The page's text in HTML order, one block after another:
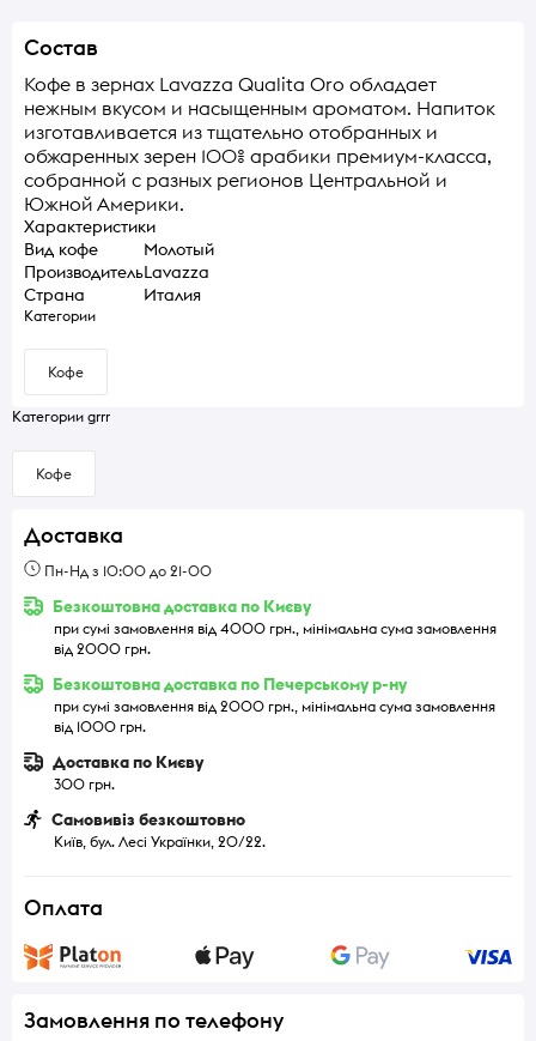
Состав
Кофе в зернах Lavazza Qualita Oro обладает
нежным вкусом и насыщенным ароматом. Напиток
изготавливается из тщательно отобранных и
обжаренных зерен 100% арабики премиум-класса,
собранной с разных регионов Центральной и
Южной Америки.
Характеристики
Вид кофе
Молотый
ПроизводительLavazza
Страна
Италия
Категории
Кофе
Категории grrr
Кофе
Доставка
Пн-Нд з 10:00 до 21-00
Безкоштовна доставка по Києву
при сумі замовлення від 4000 грн., мінімальна сума замовлення
від 2000 грн.
Безкоштовна доставка по Печерському р-ну
при сумі замовлення від 2000 грн., мінімальна сума замовлення
від 1000 грн.
Доставка по Києву
300 грн.
Самовивіз безкоштовно
Київ, бул. Лесі Українки, 20/22.
Оплата
Замовлення по телефону